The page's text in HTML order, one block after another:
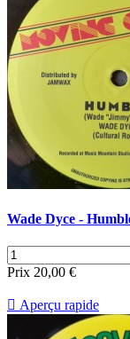
Wade Dyce -
Prix 20,00 €
 Aperçu rapide